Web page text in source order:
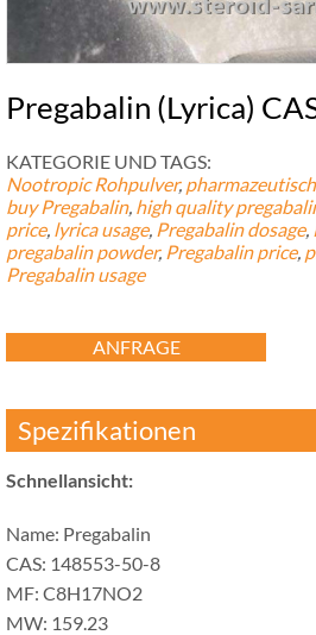
Pregabalin (Lyrica)
KATEGORIE UND TAGS:
Nootropic Rohpulver,
buy Pregabalin, high quality
price, lyrica usage, Pregabalin dosage,
pregabalin powder, Pregabalin price,
Pregabalin usage
ANFRAGE
Spezifikationen
Schnellansicht:
Name: Pregabalin
CAS: 148553-50-8
MF: C8H17NO2
MW: 159.23